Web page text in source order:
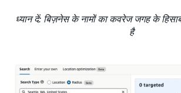
ध्यान दें: बिज़नेस के नामों का कवरेज जगह के
है